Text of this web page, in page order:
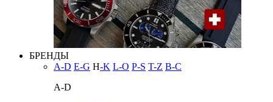
БРЕНДЫ
A-D E-G H-K L-O P-S T-Z В-С
A-D